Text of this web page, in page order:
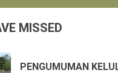
MISSED
PENGUMUMAN